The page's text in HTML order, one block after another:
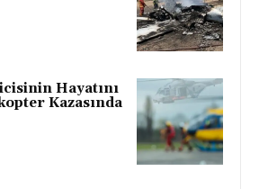
Hayatını
Kazasında